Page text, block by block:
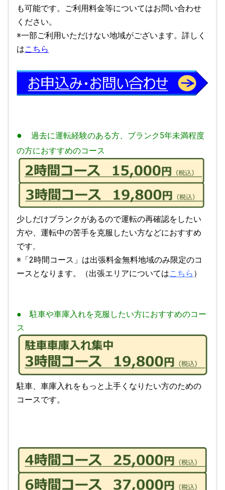
も可能です。ご利用料金等についてはお問い合わせ
ください。
※一部ご利用いただけない地域がございます。詳しく
はこちら
● 過去に運転経験のある方、ブランク5年未満程度
の方におすすめのコース
少しだけブランクがあるので運転の再確認をしたい
方や、運転中の苦手を克服したい方などにおすすめ
です。
※「2時間コース」は出張料金無料地域のみ限定のコ
ースとなります。（出張エリアについてはこちら ）
● 駐車や車庫入れを克服したい方におすすめのコー
ス
駐車、車庫入れをもっと上手くなりたい方のための
コースです。